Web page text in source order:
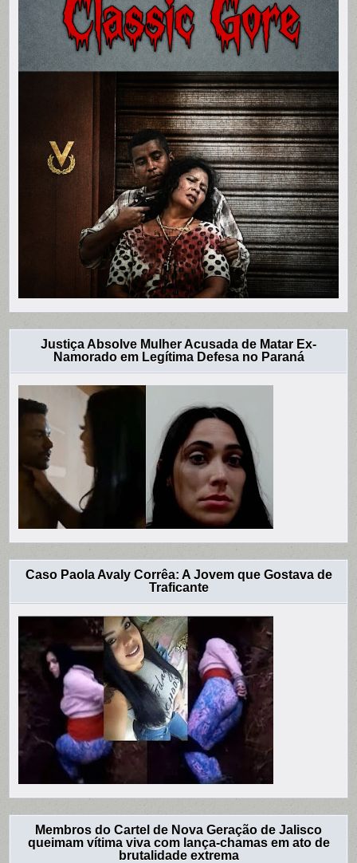
Justiça Absolve Mulher Acusada de Matar Ex-
Namorado em Legítima Defesa no Paraná
Caso Paola Avaly Corrêa: A Jovem que Gostava de
Traficante
Membros do Cartel de Nova Geração de Jalisco
queimam vítima viva com lança-chamas em ato de
brutalidade extrema